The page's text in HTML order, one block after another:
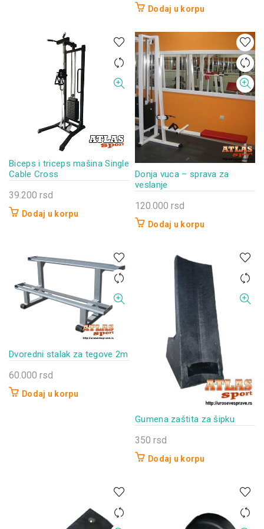
Dodaj u korpu
Biceps i triceps mašina Single
Cable Cross
39.200 rsd
Dodaj u korpu
Donja vuca – sprava za
veslanje
120.000 rsd
Dodaj u korpu
Dvoredni stalak za tegove 2m
60.000 rsd
Dodaj u korpu
Gumena zaštita za šipku
350 rsd
Dodaj u korpu